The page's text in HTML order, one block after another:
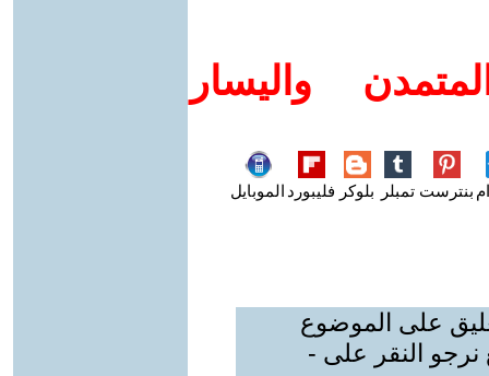
واليسار
بنترست تمبلر بلوكر فليبورد الموبايل
على الموضوع
نرجو النقر على -